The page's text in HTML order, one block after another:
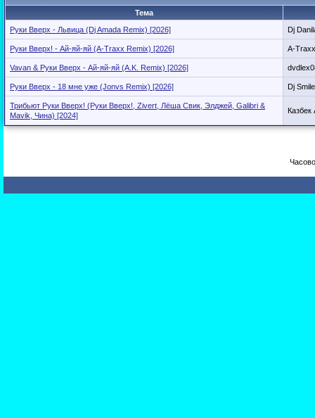
Тема
Руки Вверх - Львица (Dj Amada Remix) [2026]
Dj
Руки Вверх! - Ай-яй-яй (A-Traxx Remix) [2026] A-Traxx
Vavan & Руки Вверх - Ай-яй-яй (A.K. Remix) [2026]
Руки Вверх - 18 мне уже (Jonvs Remix) [2026] Dj Smile
Трибьют Руки Вверх! (Руки Вверх!, Zivert, Лёша Свик, Элджей, Galibri &
Mavik, Чина) [2024]
Казбек